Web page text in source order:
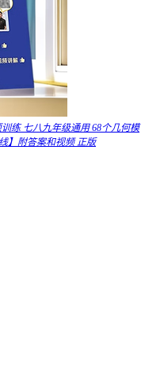
练 七八九年级通用 68个几何模
】附答案和视频 正版